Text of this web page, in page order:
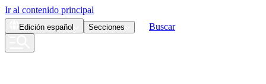
Ir al contenido principal
Edición español Secciones Buscar